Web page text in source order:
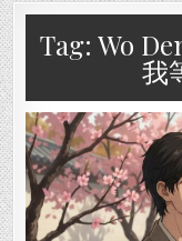
Tag: Wo
我